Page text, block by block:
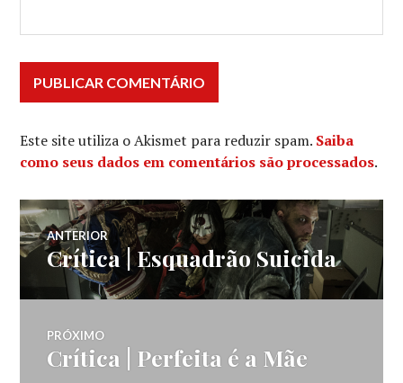
Este site utiliza o Akismet para reduzir spam. Saiba
como seus dados em comentários são processados.
Navegação
de
Post
ANTERIOR
Post
anterior:
Crítica | Esquadrão Suicida
PRÓXIMO
Próximo
Crítica | Perfeita é a Mãe